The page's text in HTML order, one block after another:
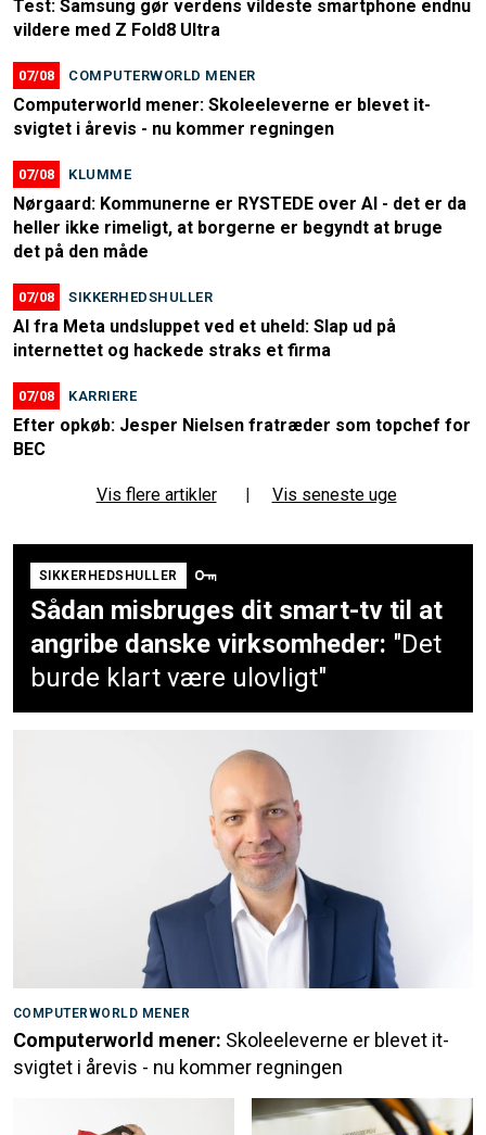
Test: Samsung gør verdens vildeste smartphone endnu
vildere med Z Fold8 Ultra
07/08 COMPUTERWORLD MENER
Computerworld mener: Skoleeleverne er blevet it-
svigtet i årevis - nu kommer regningen
07/08 KLUMME
Nørgaard: Kommunerne er RYSTEDE over AI - det er da
heller ikke rimeligt, at borgerne er begyndt at bruge
det på den måde
07/08 SIKKERHEDSHULLER
AI fra Meta undsluppet ved et uheld: Slap ud på
internettet og hackede straks et firma
07/08 KARRIERE
Efter opkøb: Jesper Nielsen fratræder som topchef for
BEC
Vis flere artikler | Vis seneste uge
SIKKERHEDSHULLER
Sådan misbruges dit smart-tv til at
angribe danske virksomheder: "Det
burde klart være ulovligt"
COMPUTERWORLD MENER
Computerworld mener: Skoleeleverne er blevet it-
svigtet i årevis - nu kommer regningen